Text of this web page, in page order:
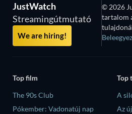
JustWatch
Streamingútmutató
We are hiring!
© 2026
tartalom
Top film
The 90s Club
Pókember: Vadonatúj nap
Top
A
Az